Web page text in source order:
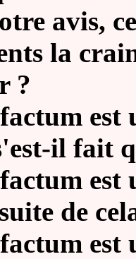
avis,
la
?
est ut
il fait
est
de
est ut